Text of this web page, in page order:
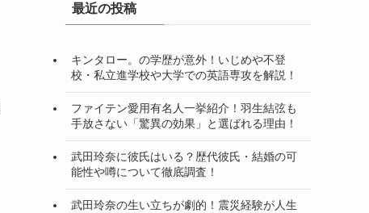
最近の投稿
キンタロー。の学歴が意外！いじめや不登
校・私立進学校や大学での英語専攻を解説！
ファイテン愛用有名人一挙紹介！羽生結弦も
手放さない「驚異の効果」と選ばれる理由！
武田玲奈に彼氏はいる？歴代彼氏・結婚の可
能性や噂について徹底調査！
武田玲奈の生い立ちが劇的！震災経験が人生